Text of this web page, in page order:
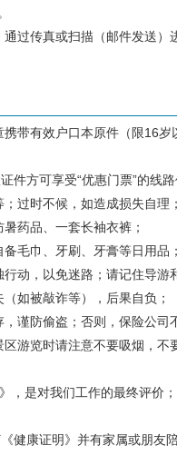
过传真或扫描（邮件发送
带有效户口本原件（限16
件方可享受“优惠门票”的线路
过时不候，如造成损失自理；
药品、一套长袖衣裤；
毛巾、牙刷、牙膏等日用品；
动，以免迷路；请记住导游
如被敲诈等），后果自负；
谨防偷盗；否则，保险公司
游览时请注意不要吸烟，
，是对我们工作的最终评价
健康证明》并有家属或朋友